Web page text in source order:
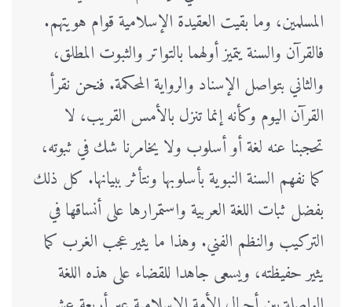
المسلمين، وما بقيت العقيدة الإسلامية قوام هويتهم.
فالقرآن والسنة يتميز أولهما بالتواتر والثبوت المطلق،
والثاني بتواصل الإسناد والرواية المحكمة. فنحن نقرأ
القرآن اليوم وكأنه إنما تنزل بالأمس القريب، لا
تحجبنا عنه لغة أو أسلوب ولا يخامرنا شك في ثبوته،
كما نفهم السنة النبوية بأسلوبها ونتأثر ببيانها. كل ذلك
بفضل ثبات اللغة العربية واستمرارها على أنساقها في
التركيب والنظم الفني. وهذا ما يثير عجب الغرب كما
يثير حفيظته، ويسعى جاهدا للقضاء على هذه اللغة